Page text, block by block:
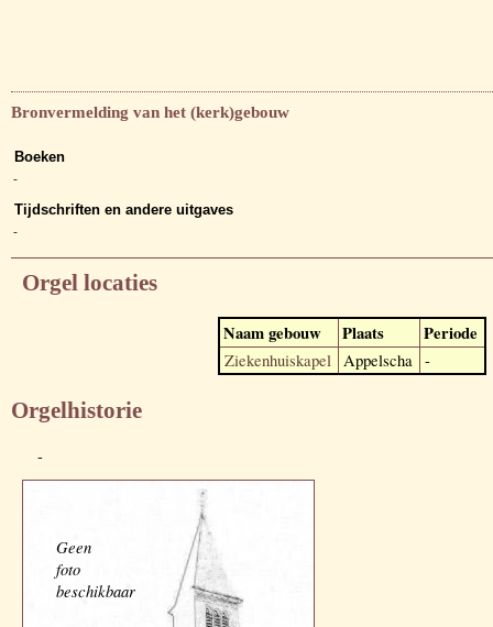
Bronvermelding van het (kerk)gebouw
Boeken
-
Tijdschriften en andere uitgaves
-
Orgel locaties
Naam gebouw Plaats Periode
Ziekenhuiskapel Appelscha -
Orgelhistorie
-
Geen
foto
beschikbaar